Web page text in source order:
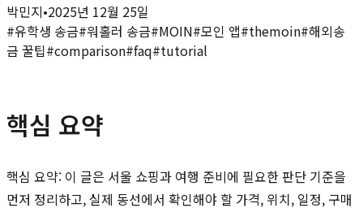
박민지•2025년 12월 25일
#유학생 송금#워홀러 송금#MOIN#모인 앱#themoin#해외송
금 꿀팁#comparison#faq#tutorial
핵심 요약
핵심 요약: 이 글은 서울 쇼핑과 여행 준비에 필요한 판단 기준을
먼저 정리하고, 실제 동선에서 확인해야 할 가격, 위치, 일정, 구매